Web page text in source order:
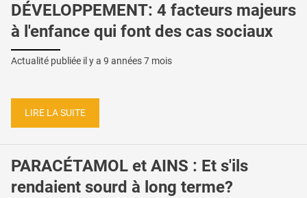
DÉVELOPPEMENT: 4 facteurs majeurs
à l'enfance qui font des cas sociaux
Actualité publiée il y a 9 années 7 mois
LIRE LA SUITE
PARACÉTAMOL et AINS : Et s'ils
rendaient sourd à long terme?